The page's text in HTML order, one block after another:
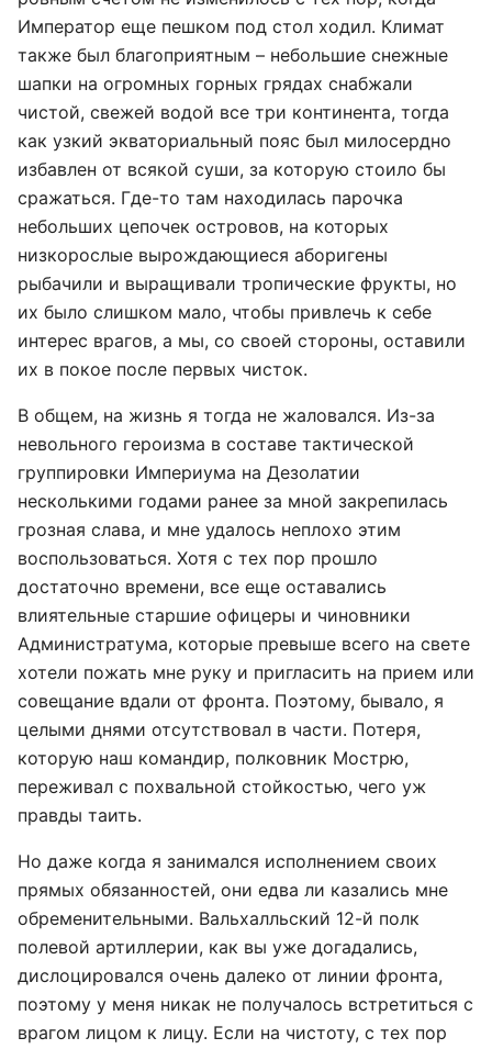
Император еще пешком под стол ходил. Климат
также был благоприятным – небольшие снежные
шапки на огромных горных грядах снабжали
чистой, свежей водой все три континента, тогда
как узкий экваториальный пояс был милосердно
избавлен от всякой суши, за которую стоило бы
сражаться. Где-то там находилась парочка
небольших цепочек островов, на которых
низкорослые вырождающиеся аборигены
рыбачили и выращивали тропические фрукты, но
их было слишком мало, чтобы привлечь к себе
интерес врагов, а мы, со своей стороны, оставили
их в покое после первых чисток.
В общем, на жизнь я тогда не жаловался. Из-за
невольного героизма в составе тактической
группировки Империума на Дезолатии
несколькими годами ранее за мной закрепилась
грозная слава, и мне удалось неплохо этим
воспользоваться. Хотя с тех пор прошло
достаточно времени, все еще оставались
влиятельные старшие офицеры и чиновники
Администратума, которые превыше всего на свете
хотели пожать мне руку и пригласить на прием или
совещание вдали от фронта. Поэтому, бывало, я
целыми днями отсутствовал в части. Потеря,
которую наш командир, полковник Мострю,
переживал с похвальной стойкостью, чего уж
правды таить.
Но даже когда я занимался исполнением своих
прямых обязанностей, они едва ли казались мне
обременительными. Вальхалльский 12-й полк
полевой артиллерии, как вы уже догадались,
дислоцировался очень далеко от линии фронта,
поэтому у меня никак не получалось встретиться с
врагом лицом к лицу. Если на чистоту, с тех пор